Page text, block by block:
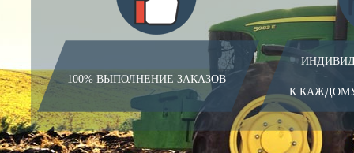
100% ВЫПОЛНЕНИЕ ЗАКАЗОВ
К